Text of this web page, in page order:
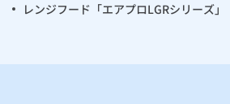
レンジフード「エアプロLGRシリーズ」